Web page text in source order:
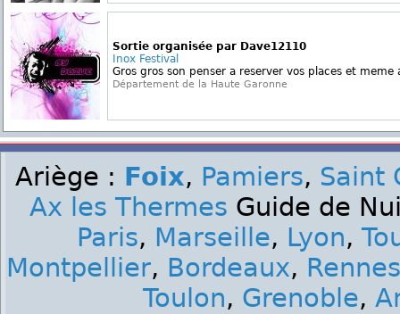
Sortie organisée par Dave12110
Inox Festival
Gros gros son penser a reserver vos places et
Département de la Haute Garonne
Ariège : Foix, Pamiers, Saint
Ax les Thermes Guide de
Paris, Marseille, Lyon,
Montpellier, Bordeaux, Rennes
Toulon, Grenoble,